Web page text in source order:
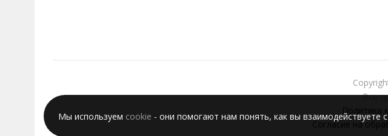
Все
Политика
Согласие на
Мы используем cookie - они помогают нам понять, как вы взаимодействуете